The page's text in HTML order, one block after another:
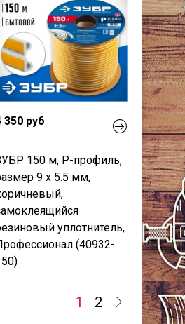
350 руб
150 м, P-профиль,
9 х 5.5 мм,
уплотнитель,
(40932-
1 2